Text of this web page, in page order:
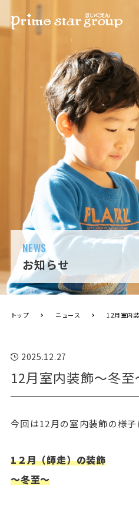
NEWS
お知らせ
トップ ニュース
2025.12.27
12月室内装飾～冬至
今回は12月の室内装飾の様子
1２月（師走）の装飾
～冬至～